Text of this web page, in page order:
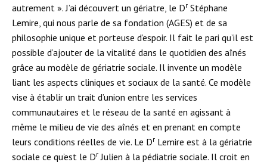
autrement ». J’ai découvert un gériatre, le Dr Stéphane
Lemire, qui nous parle de sa fondation (AGES) et de sa
philosophie unique et porteuse d’espoir. Il fait le pari qu’il est
possible d’ajouter de la vitalité dans le quotidien des aînés
grâce au modèle de gériatrie sociale. Il invente un modèle
liant les aspects cliniques et sociaux de la santé. Ce modèle
vise à établir un trait d’union entre les services
communautaires et le réseau de la santé en agissant à
même le milieu de vie des aînés et en prenant en compte
leurs conditions réelles de vie. Le Dr Lemire est à la gériatrie
sociale ce qu’est le Dr Julien à la pédiatrie sociale. Il croit en